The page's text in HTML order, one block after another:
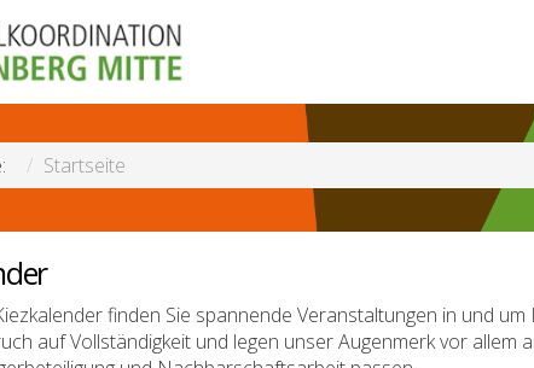
Startseite
finden Sie spannende Veranstaltungen in und
auf Vollständigkeit und legen unser Augenmerk vor allem